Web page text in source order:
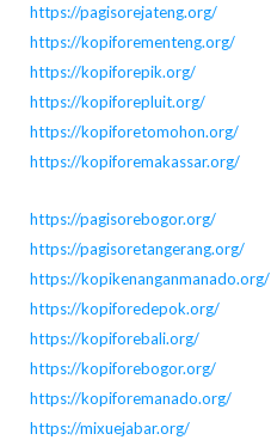
https://pagisorejateng.org/
https://kopiforementeng.org/
https://kopiforepik.org/
https://kopiforepluit.org/
https://kopiforetomohon.org/
https://kopiforemakassar.org/
https://pagisorebogor.org/
https://pagisoretangerang.org/
https://kopikenanganmanado.org/
https://kopiforedepok.org/
https://kopiforebali.org/
https://kopiforebogor.org/
https://kopiforemanado.org/
https://mixuejabar.org/